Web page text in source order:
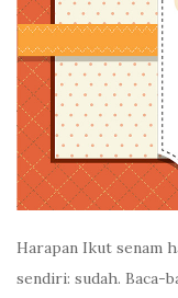
Harapan Ikut senam
sendiri: sudah. Baca-